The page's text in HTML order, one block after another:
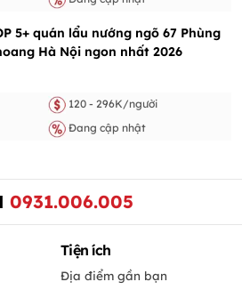
5+ quán lẩu nướng ngõ 67 Phùng
Hà Nội ngon nhất 2026
120 - 296K/người
Đang cập nhật
0931.006.005
Tiện ích
Địa điểm gần bạn